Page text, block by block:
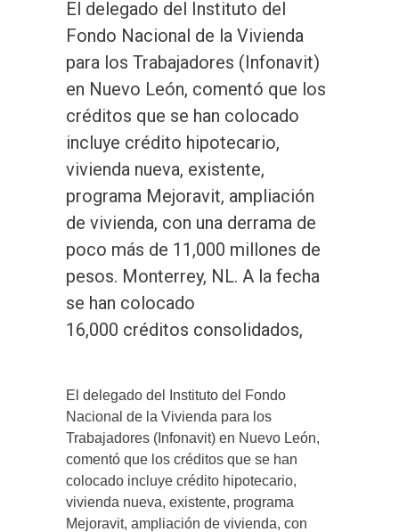
El delegado del Instituto del
Fondo Nacional de la Vivienda
para los Trabajadores (Infonavit)
en Nuevo León, comentó que los
créditos que se han colocado
incluye crédito hipotecario,
vivienda nueva, existente,
programa Mejoravit, ampliación
de vivienda, con una derrama de
poco más de 11,000 millones de
pesos. Monterrey, NL. A la fecha
se han colocado
16,000 créditos consolidados,
El delegado del Instituto del Fondo
Nacional de la Vivienda para los
Trabajadores (Infonavit) en Nuevo León,
comentó que los créditos que se han
colocado incluye crédito hipotecario,
vivienda nueva, existente, programa
Mejoravit, ampliación de vivienda, con